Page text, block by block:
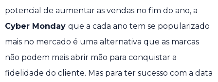
potencial de aumentar as vendas no fim do ano, a
Cyber Monday que a cada ano tem se popularizado
mais no mercado é uma alternativa que as marcas
não podem mais abrir mão para conquistar a
fidelidade do cliente. Mas para ter sucesso com a data